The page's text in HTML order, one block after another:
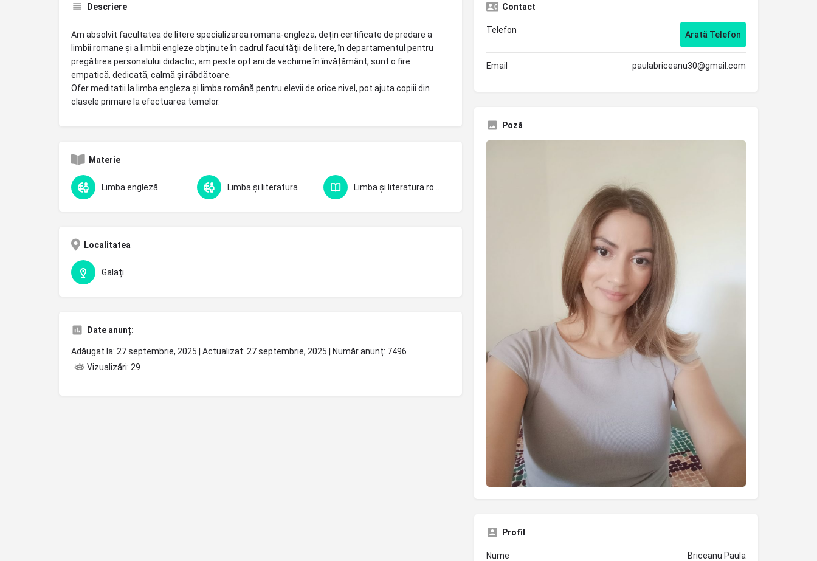
Descriere
Am absolvit facultatea de litere specializarea romana-engleza, dețin certificate de predare a
limbii romane și a limbii engleze obținute în cadrul facultății de litere, în departamentul pentru
pregătirea personalului didactic, am peste opt ani de vechime în învățământ, sunt o fire
empatică, dedicată, calmă și răbdătoare.
Ofer meditatii la limba engleza și limba română pentru elevii de orice nivel, pot ajuta copiii din
clasele primare la efectuarea temelor.
Materie
Limba engleză Limba și literatura
Localitatea
Galați
Date anunț:
Adăugat la: 27 septembrie, 2025 | Actualizat: 27 septembrie, 2025 | Număr anunț: 7496
Vizualizări: 29
Contact
Telefon Arată Telefon
Email paulabriceanu30@gmail.com
Poză
Profil
Nume Briceanu Paula